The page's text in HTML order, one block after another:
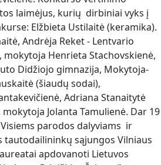
laimėjus, kurių dirbiniai vyks į
Elžbieta Ustilaitė (keramika).
Andrėja Reket - Lentvario
Henrieta Stachovskienė,
Didžiojo gimnazija, Mokytoja-
(šiaudų sodai),
Adriana Stanaitytė
Jolanta Tamulienė. Dar 19
parodos dalyviams ir
sąjungos Vilniaus
apdovanoti Lietuvos